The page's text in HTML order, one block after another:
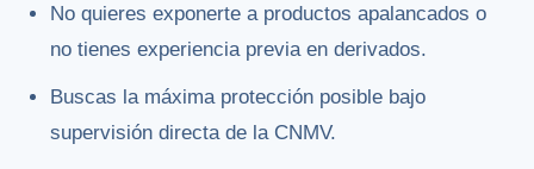
No quieres exponerte a productos apalancados o
no tienes experiencia previa en derivados.
Buscas la máxima protección posible bajo
supervisión directa de la CNMV.